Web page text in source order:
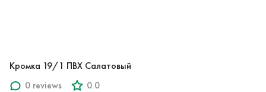
Кромка 19/1 ПВХ Салатовый
0 reviews
0.0